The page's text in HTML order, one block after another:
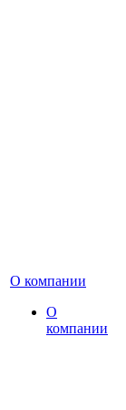
О компании
О
компании